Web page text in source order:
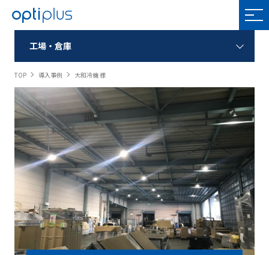
工場・倉庫
TOP 導入事例 大和冷機 様